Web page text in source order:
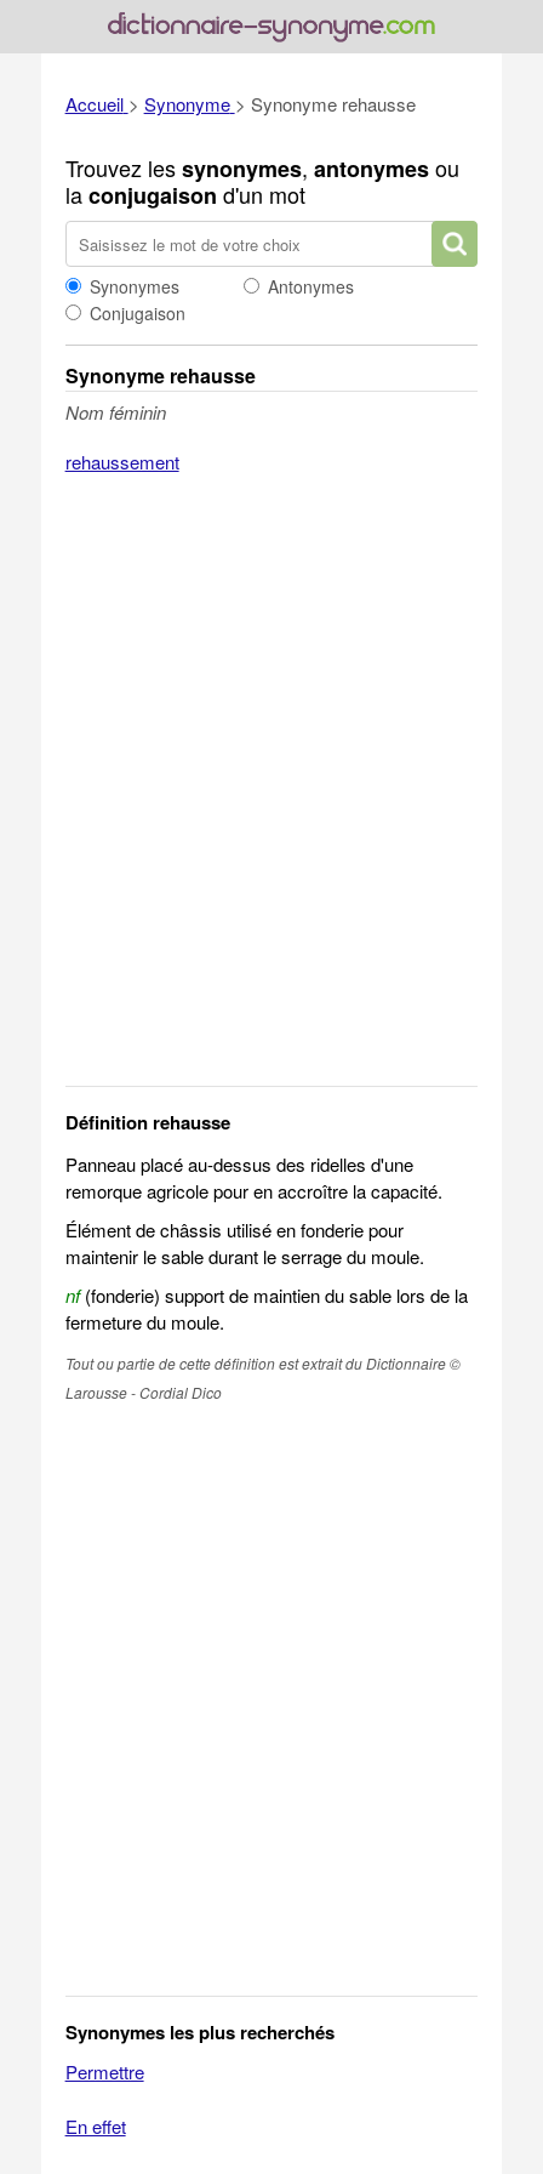
Accueil > Synonyme > Synonyme rehausse
Trouvez lessynonymes, antonymesou
laconjugaison d'un mot
Synonymes
Antonymes
Conjugaison
Synonyme rehausse
Nom féminin
rehaussement
Définition rehausse
Panneau placé au-dessus des ridelles d'une
remorque agricole pour en accroître la capacité.
Élément de châssis utilisé en fonderie pour
maintenir le sable durant le serrage du moule.
nf(fonderie) support de maintien du sable lors de la
fermeture du moule.
Tout ou partie de cette définition est extrait du Dictionnaire ©
Larousse - Cordial Dico
Synonymes les plus recherchés
Permettre
En effet